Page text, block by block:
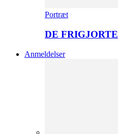
Portræt
DE FRIGJORTE
Anmeldelser